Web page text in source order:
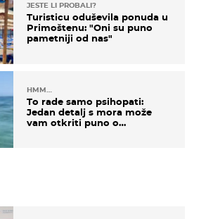
JESTE LI PROBALI?
Turisticu oduševila ponuda u
Primoštenu: "Oni su puno
pametniji od nas"
HMM…
To rade samo psihopati:
Jedan detalj s mora može
vam otkriti puno o